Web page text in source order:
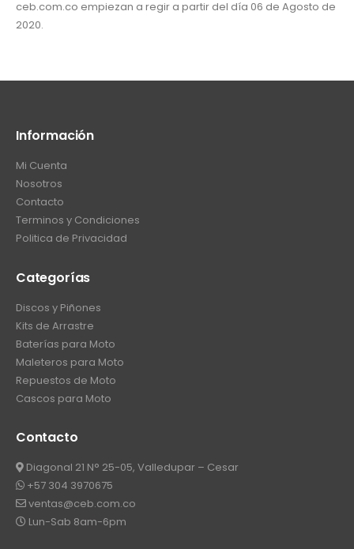
ceb.com.co empiezan a regir a partir del día 06 de Agosto de
2020.
Información
Mi Cuenta
Nosotros
Contacto
Terminos y Condiciones
Politica de Privacidad
Categorías
Discos y Piñones
Kits de Arrastre
Baterías para Moto
Maleteros para Moto
Repuestos de Moto
Cascos para Moto
Contacto
Diagonal 21 N° 25-05, Valledupar – Cesar
+57 304 3970675
ventas@ceb.com.co
Lun-Sab 8am-6pm